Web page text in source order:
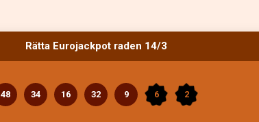
Rätta Eurojackpot raden 14/3
48 34 16 32 9 6 2